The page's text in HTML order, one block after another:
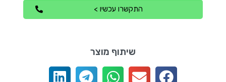
התקשרו עכשיו >
שיתוף מוצר